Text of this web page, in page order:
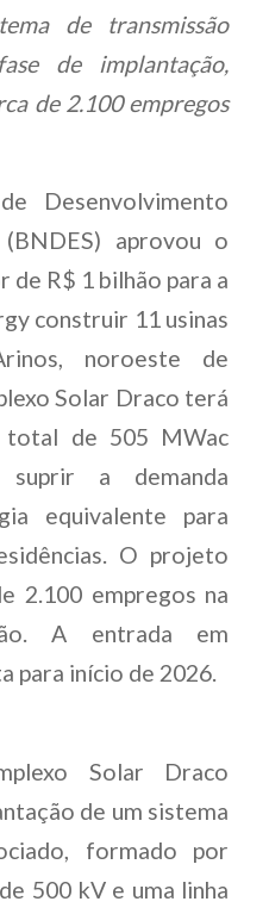
de transmissão
de implantação,
de 2.100 empregos
Desenvolvimento
aprovou o
de R$ 1 bilhão para a
construir 11 usinas
noroeste de
Solar Draco terá
total de 505 MWac
a demanda
equivalente para
O projeto
2.100 empregos na
A entrada em
para início de 2026.
Solar Draco
de um sistema
formado por
500 kV e uma linha